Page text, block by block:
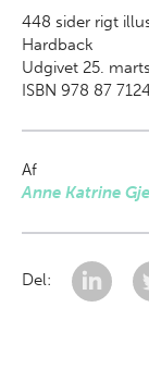
448 sider rigt
Hardback
Udgivet 25.
ISBN 978 87
Af
Anne Katrine
Del: